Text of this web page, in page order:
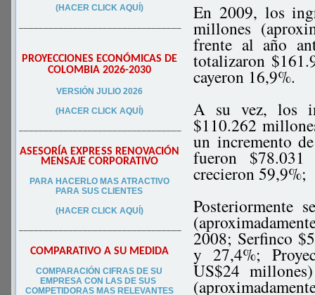
(HACER CLICK AQUÍ)
–––––––––––––––––––––––––––––––––
PROYECCIONES ECONÓMICAS DE
COLOMBIA 2026-2030
VERSIÓN JULIO 2026
(HACER CLICK AQUÍ)
–––––––––––––––––––––––––––––––––
ASESORÍA EXPRESS RENOVACIÓN
MENSAJE CORPORATIVO
PARA HACERLO MAS ATRACTIVO
PARA SUS CLIENTES
(HACER CLICK AQUÍ)
–––––––––––––––––––––––––––––––––
COMPARATIVO A SU MEDIDA
COMPARACIÓN CIFRAS DE SU
EMPRESA CON LAS DE SUS
COMPETIDORAS MAS RELEVANTES
En 2009, los
millones
frente al año
totalizaron
cayeron 16,9%.
A su vez, los
$110.262
un incremento
fueron $78.031
crecieron 59,9%;
Posteriormente
2008; Serfinco
y 27,4%;
US$24